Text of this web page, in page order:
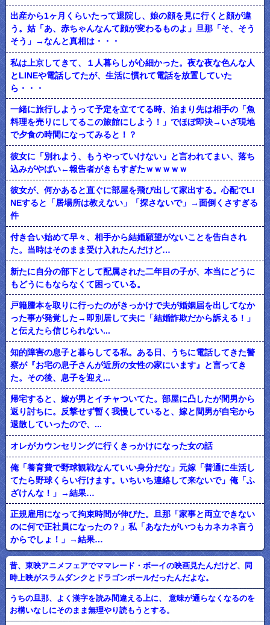
出産から1ヶ月くらいたって退院し、娘の顔を見に行くと顔が違
う。姑「あ、赤ちゃんなんて顔が変わるものよ」旦那「そ、そう
そう」→なんと真相は・・・
私は上京してきて、１人暮らしが心細かった。夜な夜な色んな人
とLINEや電話してたが、生活に慣れて電話を放置していた
ら・・・
一緒に旅行しようって予定を立ててる時、泊まり先は相手の「魚
料理を売りにしてるこの旅館にしよう！」でほぼ即決→いざ現地
で夕食の時間になってみると！？
彼女に「別れよう、もうやっていけない」と言われてまい、落ち
込みがやばい←報告者がきもすぎたｗｗｗｗｗ
彼女が、何かあると直ぐに部屋を飛び出して家出する。心配でLI
NEすると「居場所は教えない」「探さないで」→面倒くさすぎる
件
付き合い始めて早々、相手から結婚願望がないことを告白され
た。当時はそのまま受け入れたんだけど…
新たに自分の部下として配属された二年目の子が、本当にどうに
もどうにもならなくて困っている。
戸籍謄本を取りに行ったのがきっかけで夫が婚姻届を出してなか
った事が発覚した→即別居して夫に「結婚詐欺だから訴える！」
と伝えたら信じられない...
知的障害の息子と暮らしてる私。ある日、うちに電話してきた警
察が『お宅の息子さんが近所の女性の家にいます』と言ってき
た。その後、息子を迎え...
帰宅すると、嫁が男とイチャついてた。部屋に凸したが間男から
返り討ちに。反撃せず暫く我慢していると、嫁と間男が自宅から
退散していったので、...
オレがカウンセリングに行くきっかけになった女の話
俺「養育費で野球観戦なんていい身分だな」元嫁「普通に生活し
てたら野球くらい行けます。いちいち連絡して来ないで」俺「ふ
ざけんな！」→結果…
正規雇用になって拘束時間が伸びた。旦那「家事と両立できない
のに何で正社員になったの？」私「あなたがいつもカネカネ言う
からでしょ！」→結果…
昔、東映アニメフェアでママレード・ボーイの映画見たんだけど、同
時上映がスラムダンクとドラゴンボールだったんだよな。
うちの旦那、よく漢字を読み間違える上に、 意味が通らなくなるのを
お構いなしにそのまま無理やり読もうとする。